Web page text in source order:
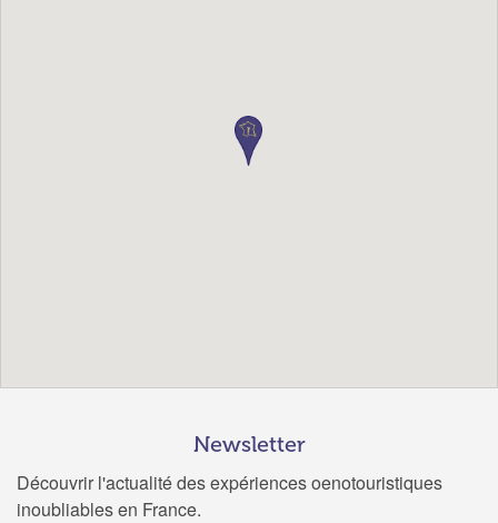
Newsletter
Découvrir l'actualité des expériences oenotouristiques
inoubliables en France.